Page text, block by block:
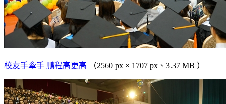
校友手牽手 鵬程高更高 （2560 px × 1707 px、3.37 MB ）